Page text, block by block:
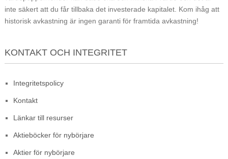
inte säkert att du får tillbaka det investerade kapitalet. Kom ihåg att
historisk avkastning är ingen garanti för framtida avkastning!
KONTAKT OCH INTEGRITET
Integritetspolicy
Kontakt
Länkar till resurser
Aktieböcker för nybörjare
Aktier för nybörjare